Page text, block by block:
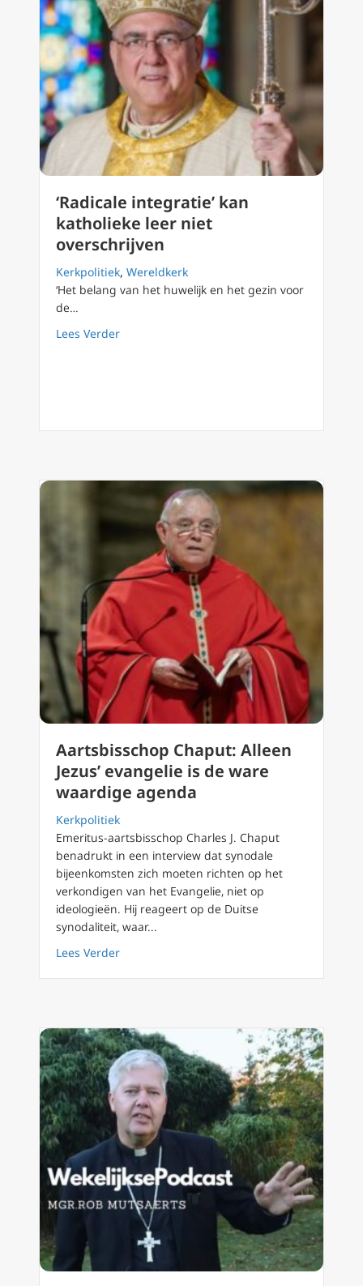
‘Radicale integratie’ kan
katholieke leer niet
overschrijven
Kerkpolitiek, Wereldkerk
‘Het belang van het huwelijk en het gezin voor
de…
Lees Verderabout ‘Radicale integratie’ kan katholieke
Aartsbisschop Chaput: Alleen
Jezus’ evangelie is de ware
waardige agenda
Kerkpolitiek
Emeritus-aartsbisschop Charles J. Chaput
benadrukt in een interview dat synodale
bijeenkomsten zich moeten richten op het
verkondigen van het Evangelie, niet op
ideologieën. Hij reageert op de Duitse
synodaliteit, waar...
Lees Verderabout Aartsbisschop Chaput: Alleen Jezus’